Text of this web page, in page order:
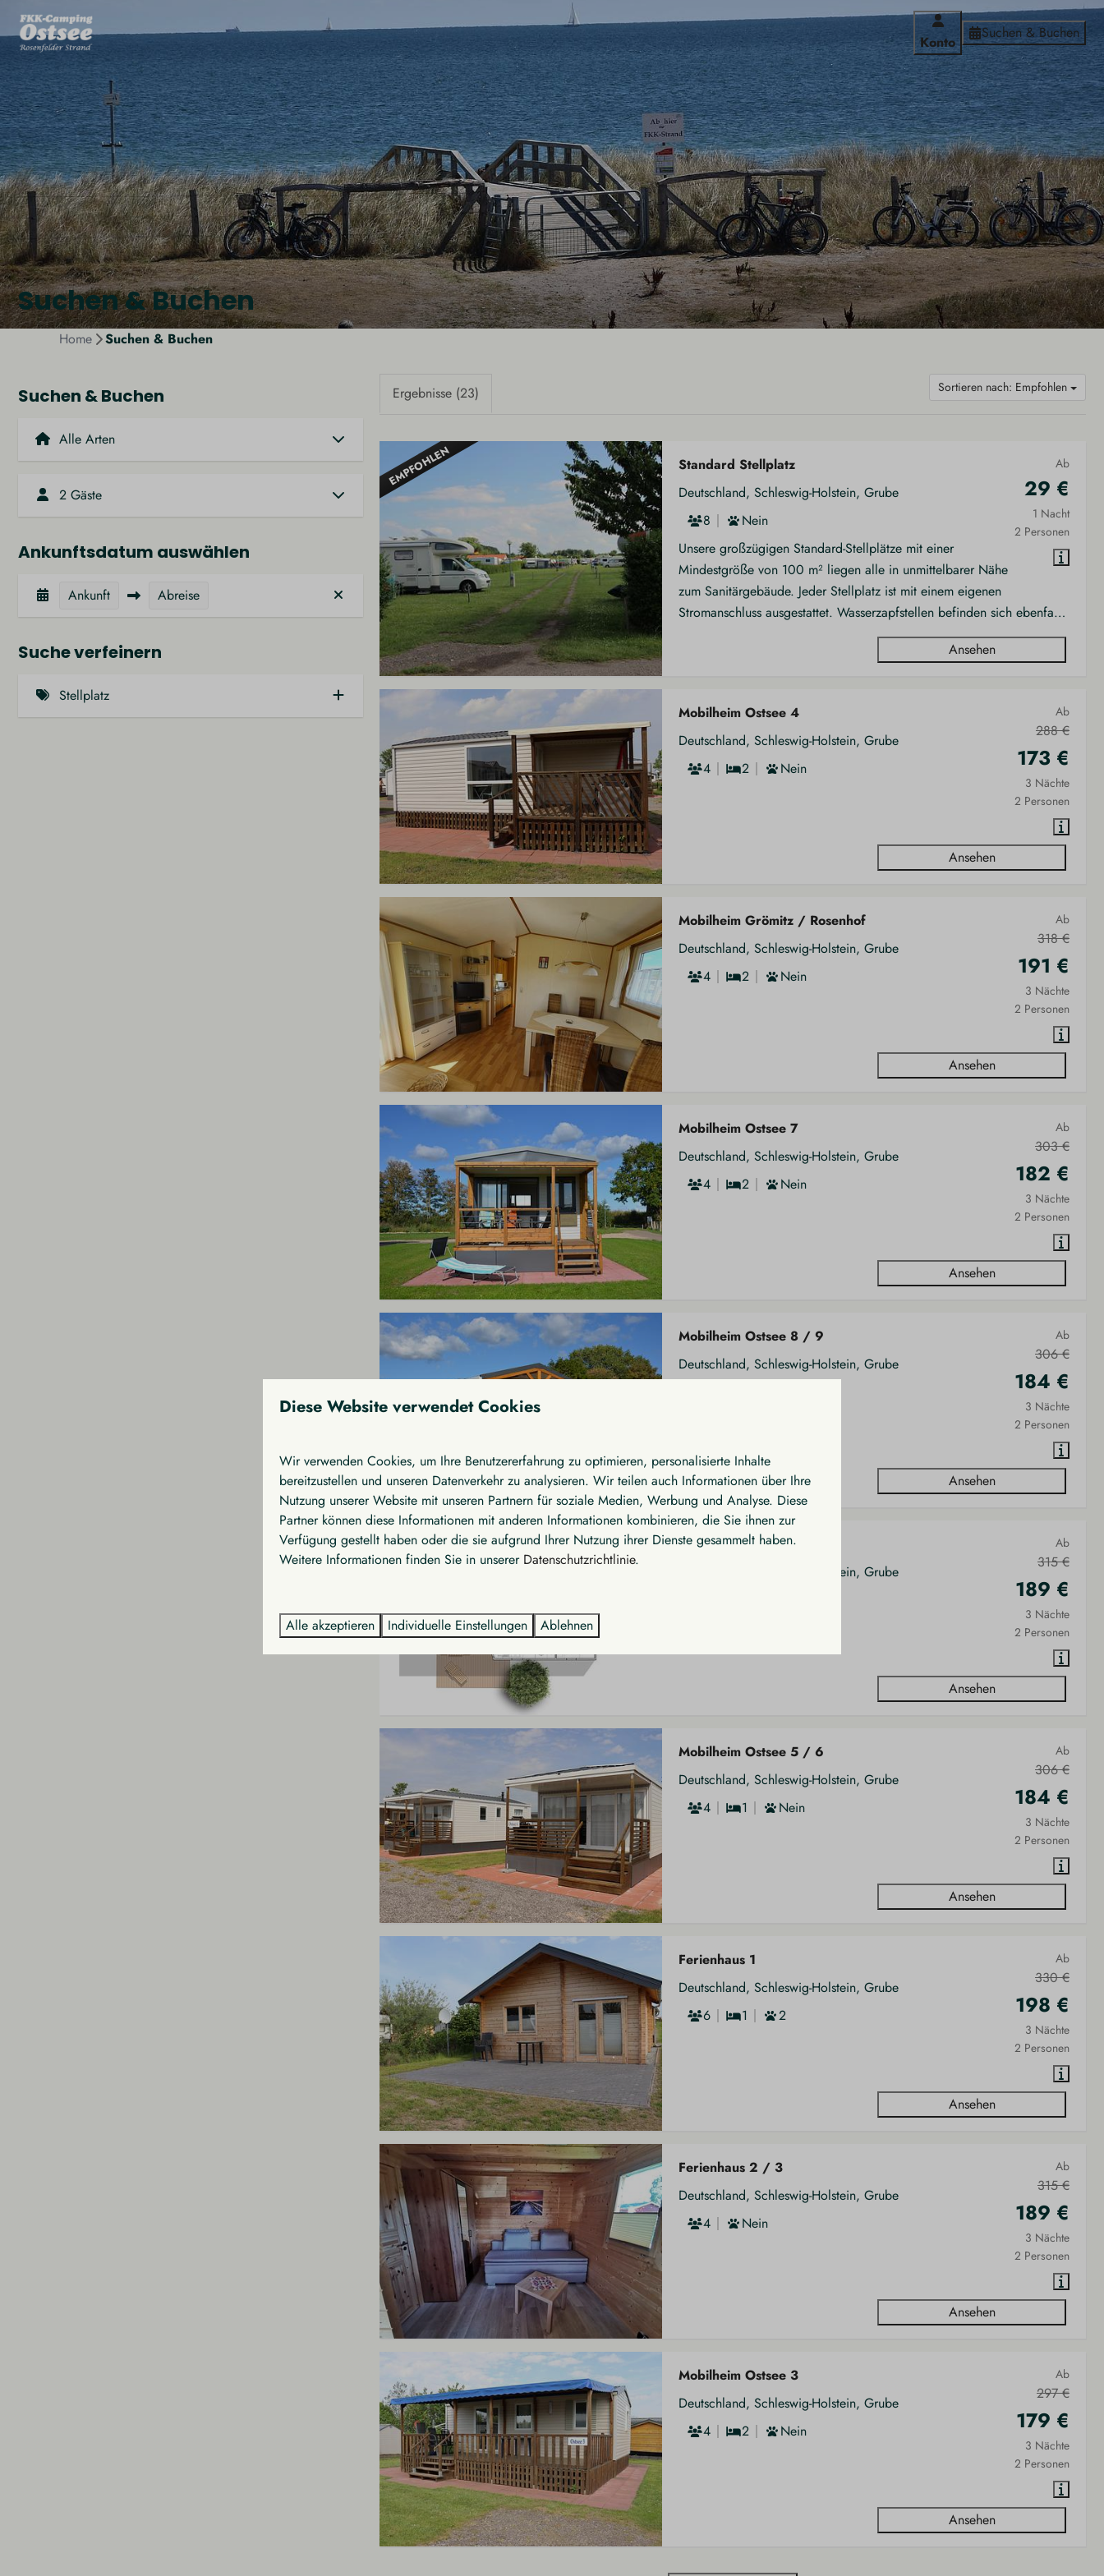
Konto
Suchen & Buchen
Suchen & Buchen
Home Suchen & Buchen
Suchen & Buchen
2 Gäste
Ankunftsdatum auswählen
Ankunft Abreise
Suche verfeinern
Stellplatz
Sortieren nach: Empfohlen
Ergebnisse (23)
EMPFOHLEN Ab
29 €
1 Nacht
2 Personen
Standard Stellplatz
Deutschland, Schleswig-Holstein, Grube
8
Nein
Unsere großzügigen Standard-Stellplätze mit einer
Mindestgröße von 100 m² liegen alle in unmittelbarer Nähe
zum Sanitärgebäude. Jeder Stellplatz ist mit einem eigenen
Stromanschluss ausgestattet. Wasserzapfstellen befinden sich ebenfa…
Ansehen
Ab
288 €
173 €
3 Nächte
2 Personen
Mobilheim Ostsee 4
Deutschland, Schleswig-Holstein, Grube
4
2 Nein
Ansehen
Ab
318 €
191 €
3 Nächte
2 Personen
Mobilheim Grömitz / Rosenhof
Deutschland, Schleswig-Holstein, Grube
4
2 Nein
Ansehen
Ab
303 €
182 €
3 Nächte
2 Personen
Mobilheim Ostsee 7
Deutschland, Schleswig-Holstein, Grube
4
2 Nein
Ansehen
Ab
306 €
184 €
3 Nächte
2 Personen
Mobilheim Ostsee 8 / 9
Deutschland, Schleswig-Holstein, Grube
Ansehen
Ab
315 €
189 €
3 Nächte
2 Personen
Mobilheim Ostsee 10
Deutschland, Schleswig-Holstein, Grube
Ansehen
Ab
306 €
184 €
3 Nächte
2 Personen
Mobilheim Ostsee 5 / 6
Deutschland, Schleswig-Holstein, Grube
4
1 Nein
Ansehen
Ab
330 €
198 €
3 Nächte
2 Personen
Ferienhaus 1
Deutschland, Schleswig-Holstein, Grube
6
1 2
Ansehen
Ab
315 €
189 €
3 Nächte
2 Personen
Ferienhaus 2 / 3
Deutschland, Schleswig-Holstein, Grube
4
Nein
Ansehen
Ab
297 €
179 €
3 Nächte
2 Personen
Mobilheim Ostsee 3
Deutschland, Schleswig-Holstein, Grube
4
2 Nein
Ansehen
Diese Website verwendet Cookies
Wir verwenden Cookies, um Ihre Benutzererfahrung zu optimieren, personalisierte Inhalte
bereitzustellen und unseren Datenverkehr zu analysieren. Wir teilen auch Informationen über Ihre
Nutzung unserer Website mit unseren Partnern für soziale Medien, Werbung und Analyse. Diese
Partner können diese Informationen mit anderen Informationen kombinieren, die Sie ihnen zur
Verfügung gestellt haben oder die sie aufgrund Ihrer Nutzung ihrer Dienste gesammelt haben.
Weitere Informationen finden Sie in unserer Datenschutzrichtlinie.
Alle akzeptieren Individuelle Einstellungen Ablehnen